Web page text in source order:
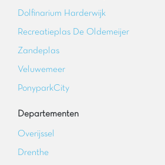
Dolfinarium Harderwijk
Recreatieplas De Oldemeijer
Zandeplas
Veluwemeer
PonyparkCity
Departementen
Overijssel
Drenthe